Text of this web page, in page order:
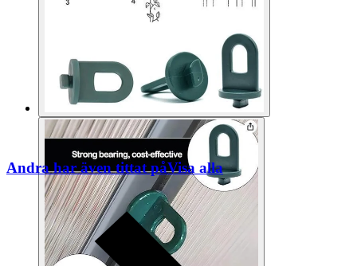
Andra har även tittat påVisa alla